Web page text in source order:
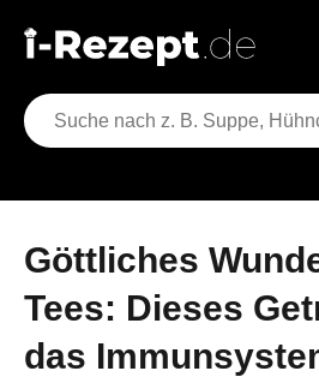
Göttliches Wunder unter den
Tees: Dieses
das